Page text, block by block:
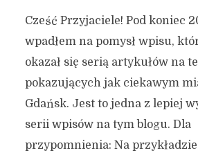
Cześć Przyjaciele! Pod koniec
wpadłem na pomysł wpisu,
okazał się serią artykułów na
pokazujących jak ciekawym
Gdańsk. Jest to jedna z lepiej
serii wpisów na tym blogu. Dla
przypomnienia: Na